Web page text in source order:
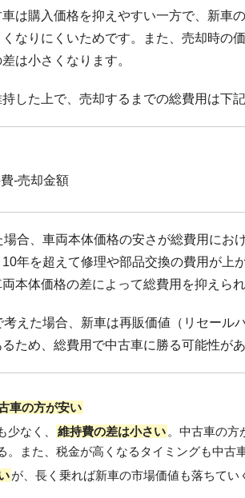
は購入価格を抑えやすい一方で、新車
なりにくいためです。また、売却時の
は小さくなります。
した上で、売却するまでの総費用は下
-売却金額
合、車両本体価格の安さが総費用にお
年を超えて修理や部品交換の費用が上
本体価格の差によって総費用を抑えら
えた場合、新車は再販価値（リセール
ため、総費用で中古車に勝る可能性があ
車の方が安い
少なく、 維持費の差は小さい 。中古車の方
。また、税金が高くなるタイミングも中古
が、長く乗れば新車の市場価値も落ちてい